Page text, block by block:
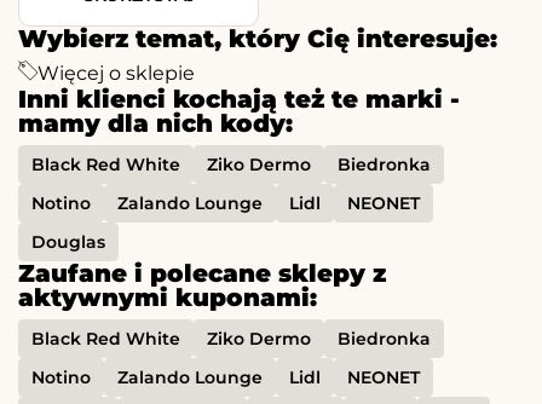
Wybierz temat, który Cię interesuje:
Więcej o sklepie
Inni klienci kochają też te marki -
mamy dla nich kody:
Black Red White Ziko Dermo
Biedronka
Notino
Zalando Lounge Lidl
NEONET
Douglas
Zaufane i polecane sklepy z
aktywnymi kuponami:
Black Red White Ziko Dermo
Biedronka
Notino
Zalando Lounge Lidl
NEONET